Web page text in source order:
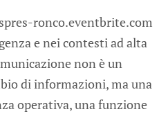
ronco.eventbrite.com
e nei contesti ad alta
non è un
di informazioni, ma una
operativa, una funzione